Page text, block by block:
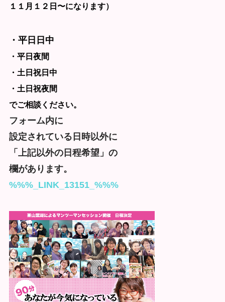
１１月１２日〜になります）
・平日日中
・平日夜間
・土日祝日中
・土日祝夜間
でご相談ください。
フォーム内に
設定されている日時以外に
「上記以外の日程希望」の
欄があります。
%%%_LINK_13151_%%%